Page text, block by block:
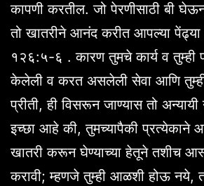
कापणी करतील. जो पेरणीसाठी बी
तो खातरीने आनंद करीत आपल्या
१२६:५-६ . कारण तुमचे कार्य व तुम्ही
केलेली व करत असलेली सेवा आणि
प्रीती, ही विसरून जाण्यास तो
इच्छा आहे की, तुमच्यापैकी प्रत्येकाने
खातरी करून घेण्याच्या हेतूने तशीच
करावी; म्हणजे तुम्ही आळशी होऊ नये,